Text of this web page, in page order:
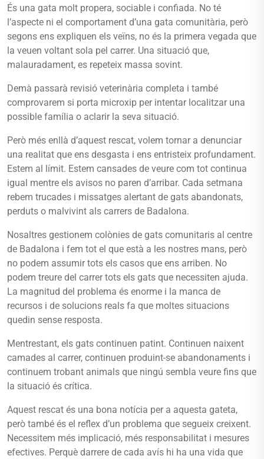
És una gata molt propera, sociable i confiada. No té
l’aspecte ni el comportament d’una gata comunitària, però
segons ens expliquen els veïns, no és la primera vegada que
la veuen voltant sola pel carrer. Una situació que,
malauradament, es repeteix massa sovint.
Demà passarà revisió veterinària completa i també
comprovarem si porta microxip per intentar localitzar una
possible família o aclarir la seva situació.
Però més enllà d’aquest rescat, volem tornar a denunciar
una realitat que ens desgasta i ens entristeix profundament.
Estem al límit. Estem cansades de veure com tot continua
igual mentre els avisos no paren d’arribar. Cada setmana
rebem trucades i missatges alertant de gats abandonats,
perduts o malvivint als carrers de Badalona.
Nosaltres gestionem colònies de gats comunitaris al centre
de Badalona i fem tot el que està a les nostres mans, però
no podem assumir tots els casos que ens arriben. No
podem treure del carrer tots els gats que necessiten ajuda.
La magnitud del problema és enorme i la manca de
recursos i de solucions reals fa que moltes situacions
quedin sense resposta.
Mentrestant, els gats continuen patint. Continuen naixent
camades al carrer, continuen produint-se abandonaments i
continuem trobant animals que ningú sembla veure fins que
la situació és crítica.
Aquest rescat és una bona notícia per a aquesta gateta,
però també és el reflex d’un problema que segueix creixent.
Necessitem més implicació, més responsabilitat i mesures
efectives. Perquè darrere de cada avís hi ha una vida que